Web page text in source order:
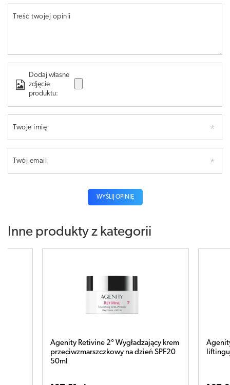
Treść twojej opinii
Dodaj własne
zdjęcie
produktu:
Twoje imię
Twój email
WYŚLIJ OPINIĘ
Inne produkty z kategorii
Agenity Retivine 2° Wygładzający krem
przeciwzmarszczkowy na dzień SPF20
50ml